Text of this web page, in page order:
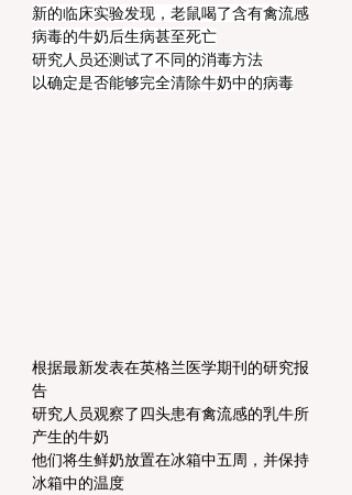
新的临床实验发现，老鼠喝了含有禽流感
病毒的牛奶后生病甚至死亡
研究人员还测试了不同的消毒方法
以确定是否能够完全清除牛奶中的病毒
根据最新发表在英格兰医学期刊的研究报
告
研究人员观察了四头患有禽流感的乳牛所
产生的牛奶
他们将生鲜奶放置在冰箱中五周，并保持
冰箱中的温度